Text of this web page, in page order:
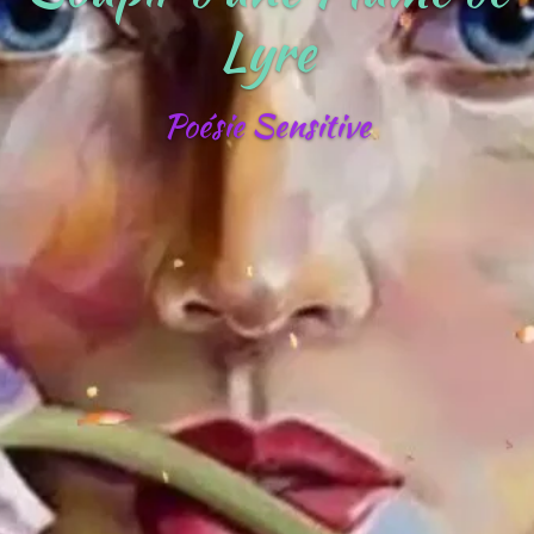
Lyre
Poésie Sensitive